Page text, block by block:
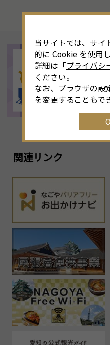
関連リンク
当サイトでは、サイ
的に Cookie を使用し
詳細は「プライバシ
ください。
なお、ブラウザの設
を変更することもで